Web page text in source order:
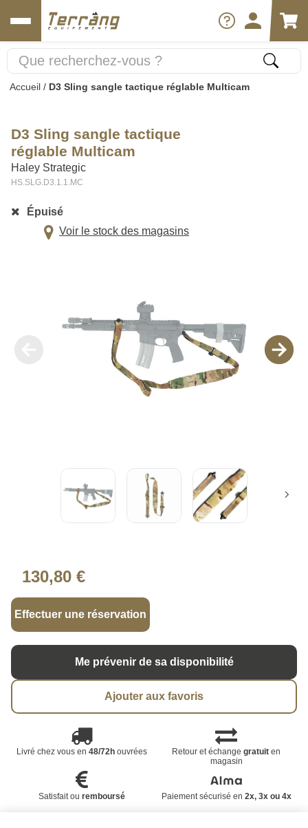
Accueil / D3 Sling sangle tactique réglable Multicam
D3 Sling sangle tactique
réglable Multicam
Haley Strategic
HS.SLG.D3.1.1.MC
Épuisé
Voir le stock des magasins
130,80 €
Effectuer une réservation
Me prévenir de sa disponibilité
Ajouter aux favoris
Livré chez vous en 48/72houvrées Retour et échangegratuit en
magasin
Satisfait ou remboursé Paiement sécurisé en 2x, 3x ou 4x